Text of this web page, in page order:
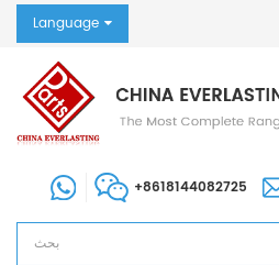
Language
+8618144082725